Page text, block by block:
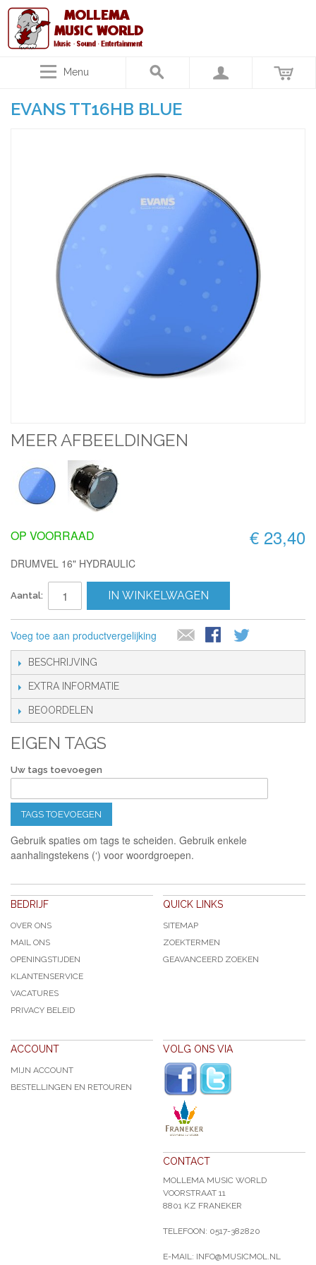
Menu
EVANS TT16HB BLUE
MEER AFBEELDINGEN
€ 23,40
OP VOORRAAD
DRUMVEL 16" HYDRAULIC
Aantal: IN WINKELWAGEN
Voeg toe aan productvergelijking
BESCHRIJVING
EXTRA INFORMATIE
BEOORDELEN
EIGEN TAGS
Uw tags toevoegen
TAGS TOEVOEGEN
Gebruik spaties om tags te scheiden. Gebruik enkele
aanhalingstekens (‘) voor woordgroepen.
BEDRIJF
OVER ONS
MAIL ONS
OPENINGSTIJDEN
KLANTENSERVICE
VACATURES
PRIVACY BELEID
QUICK LINKS
SITEMAP
ZOEKTERMEN
GEAVANCEERD ZOEKEN
ACCOUNT
MIJN ACCOUNT
BESTELLINGEN EN RETOUREN
VOLG ONS VIA
CONTACT
MOLLEMA MUSIC WORLD
VOORSTRAAT 11
8801 KZ FRANEKER
TELEFOON: 0517-382820
E-MAIL: INFO@MUSICMOL.NL